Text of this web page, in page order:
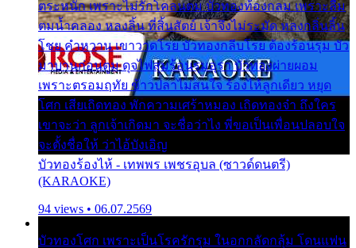
ตระหนัก เพราะไม่รักโคลนตม บัวทองท้องกลม เพราะลืม
ตมน้ำคลอง หลงลิ้น ที่สิ้นสัตย์ เจ้าจึงไม่ระมัด หลงกลิ่นลิ้น
โชย คำหวาน เขาวาดโรย บัวทองกลีบโรย ต้องร้อนรุม บัว
มาบานก่อนตูม ดุจไฟสุมร้อนรุมอุรา บัวทองผ่ายผอม
เพราะตรอมฤทัย ข้าวปลาไม่สนใจ ร้องไห้ลูกเดียว หยุด
โศก เสียเถิดทอง พักความเศร้าหมอง เถิดทองจ๋า ถึงใคร
เขาจะว่า ลูกเจ้าเกิดมา จะชื่อว่าไง พี่ขอเป็นเพื่อนปลอบใจ
จะตั้งชื่อให้ ว่าไอ้บังเอิญ
บัวทองร้องไห้ - เทพพร เพชรอุบล (ซาวด์ดนตรี)
(KARAOKE)
94 views • 06.07.2569
บัวทองโศก เพราะเป็นโรครักรุม ในอกกลัดกลุ้ม โดนแฟน